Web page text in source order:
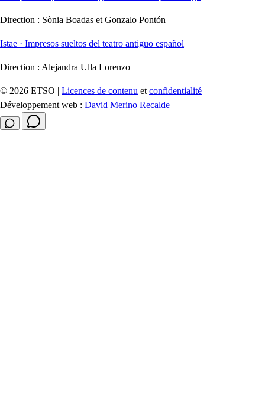
Direction : Sònia Boadas et Gonzalo Pontón
Istae · Impresos sueltos del teatro antiguo español
Direction : Alejandra Ulla Lorenzo
© 2026 ETSO | Licences de contenu et confidentialité |
Développement web : David Merino Recalde